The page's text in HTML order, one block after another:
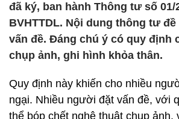
đã ký, ban hành Thông tư số 01/
BVHTTDL. Nội dung thông tư
vấn đề. Đáng chú ý có quy định
chụp ảnh, ghi hình khỏa thân.
Quy định này khiến cho nhiều
ngại. Nhiều người đặt vấn đề, với
thể bóp chết nghệ thuật chụp ảnh,